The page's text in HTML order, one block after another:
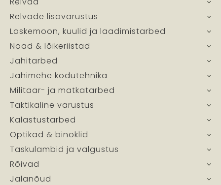
Relvade lisavarustus
Laskemoon, kuulid ja laadimistarbed
Noad & lõikeriistad
Jahitarbed
Jahimehe kodutehnika
Militaar- ja matkatarbed
Taktikaline varustus
Kalastustarbed
Optikad & binoklid
Taskulambid ja valgustus
Rõivad
Jalanõud